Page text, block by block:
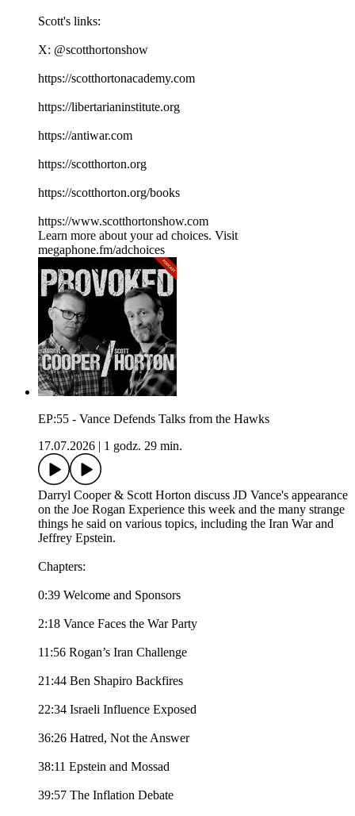
Scott's links:
X: ⁠⁠⁠⁠⁠⁠⁠⁠⁠⁠⁠⁠⁠⁠⁠⁠⁠⁠⁠⁠⁠⁠⁠⁠⁠⁠⁠⁠⁠⁠⁠⁠⁠⁠⁠@scotthortonshow⁠⁠⁠⁠⁠⁠⁠⁠⁠⁠⁠⁠⁠⁠⁠⁠⁠⁠⁠⁠⁠⁠⁠⁠⁠⁠⁠⁠⁠⁠⁠⁠⁠⁠⁠
⁠⁠⁠⁠⁠⁠⁠⁠⁠⁠⁠⁠⁠⁠⁠⁠⁠⁠⁠⁠⁠⁠⁠⁠⁠⁠⁠⁠⁠⁠⁠⁠⁠⁠⁠https://scotthortonacademy.com⁠⁠⁠⁠⁠⁠⁠⁠⁠⁠⁠⁠⁠⁠⁠⁠⁠⁠⁠⁠⁠⁠⁠⁠⁠⁠⁠⁠⁠⁠⁠⁠⁠⁠⁠
⁠⁠⁠⁠⁠⁠⁠⁠⁠⁠⁠⁠⁠⁠⁠⁠⁠⁠⁠⁠⁠⁠⁠⁠⁠⁠⁠⁠⁠⁠⁠⁠⁠⁠⁠https://libertarianinstitute.org⁠⁠⁠⁠⁠⁠⁠⁠⁠⁠⁠⁠⁠⁠⁠⁠⁠⁠⁠⁠⁠⁠⁠⁠⁠⁠⁠⁠⁠⁠⁠⁠⁠⁠⁠
⁠⁠⁠⁠⁠⁠⁠⁠⁠⁠⁠⁠⁠⁠⁠⁠⁠⁠⁠⁠⁠⁠⁠⁠⁠⁠⁠⁠⁠⁠⁠⁠⁠⁠⁠https://antiwar.com⁠⁠⁠⁠⁠⁠⁠⁠⁠⁠⁠⁠⁠⁠⁠⁠⁠⁠⁠⁠⁠⁠⁠⁠⁠⁠⁠⁠⁠⁠⁠⁠⁠⁠⁠
⁠⁠⁠⁠⁠⁠⁠⁠⁠⁠⁠⁠⁠⁠⁠⁠⁠⁠⁠⁠⁠⁠⁠⁠⁠⁠⁠⁠⁠⁠⁠⁠⁠⁠⁠https://scotthorton.org⁠⁠⁠⁠⁠⁠⁠⁠⁠⁠⁠⁠⁠⁠⁠⁠⁠⁠⁠⁠⁠⁠⁠⁠⁠⁠⁠⁠⁠⁠⁠⁠⁠⁠⁠
⁠⁠⁠⁠⁠⁠⁠⁠⁠⁠⁠⁠⁠⁠⁠⁠⁠⁠⁠⁠⁠⁠⁠⁠⁠⁠⁠⁠⁠⁠⁠⁠⁠⁠⁠https://scotthorton.org/books⁠⁠⁠⁠⁠⁠⁠⁠⁠⁠⁠⁠⁠⁠⁠⁠⁠⁠⁠⁠⁠⁠⁠⁠⁠⁠⁠⁠⁠⁠⁠⁠⁠⁠⁠
⁠⁠⁠⁠⁠⁠⁠⁠⁠⁠⁠⁠⁠⁠⁠⁠⁠⁠⁠⁠⁠⁠⁠⁠⁠⁠⁠⁠⁠⁠⁠⁠⁠⁠⁠https://www.scotthortonshow.com⁠⁠⁠⁠⁠⁠⁠⁠⁠⁠⁠
Learn more about your ad choices. Visit
megaphone.fm/adchoices
EP:55 - Vance Defends Talks from the Hawks
17.07.2026
1 godz. 29 min.
Darryl Cooper & Scott Horton discuss JD Vance's appearance
on the Joe Rogan Experience this week and the many strange
things he said on various topics, including the Iran War and
Jeffrey Epstein.
Chapters:
0:39 Welcome and Sponsors
2:18 Vance Faces the War Party
11:56 Rogan’s Iran Challenge
21:44 Ben Shapiro Backfires
22:34 Israeli Influence Exposed
36:26 Hatred, Not the Answer
38:11 Epstein and Mossad
39:57 The Inflation Debate